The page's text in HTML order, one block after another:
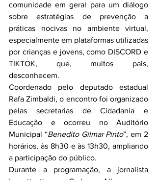
comunidade em geral para um diálogo
sobre estratégias de prevenção a
práticas nocivas no ambiente virtual,
especialmente em plataformas utilizadas
por crianças e jovens, como DISCORD e
TIKTOK, que, muitos pais,
desconhecem.
Coordenado pelo deputado estadual
Rafa Zimbaldi, o encontro foi organizado
pelas secretarias de Cidadania e
Educação e ocorreu no Auditório
Municipal “Benedito Gilmar Pinto”, em 2
horários, às 8h30 e às 13h30, ampliando
a participação do público.
Durante a programação, a jornalista